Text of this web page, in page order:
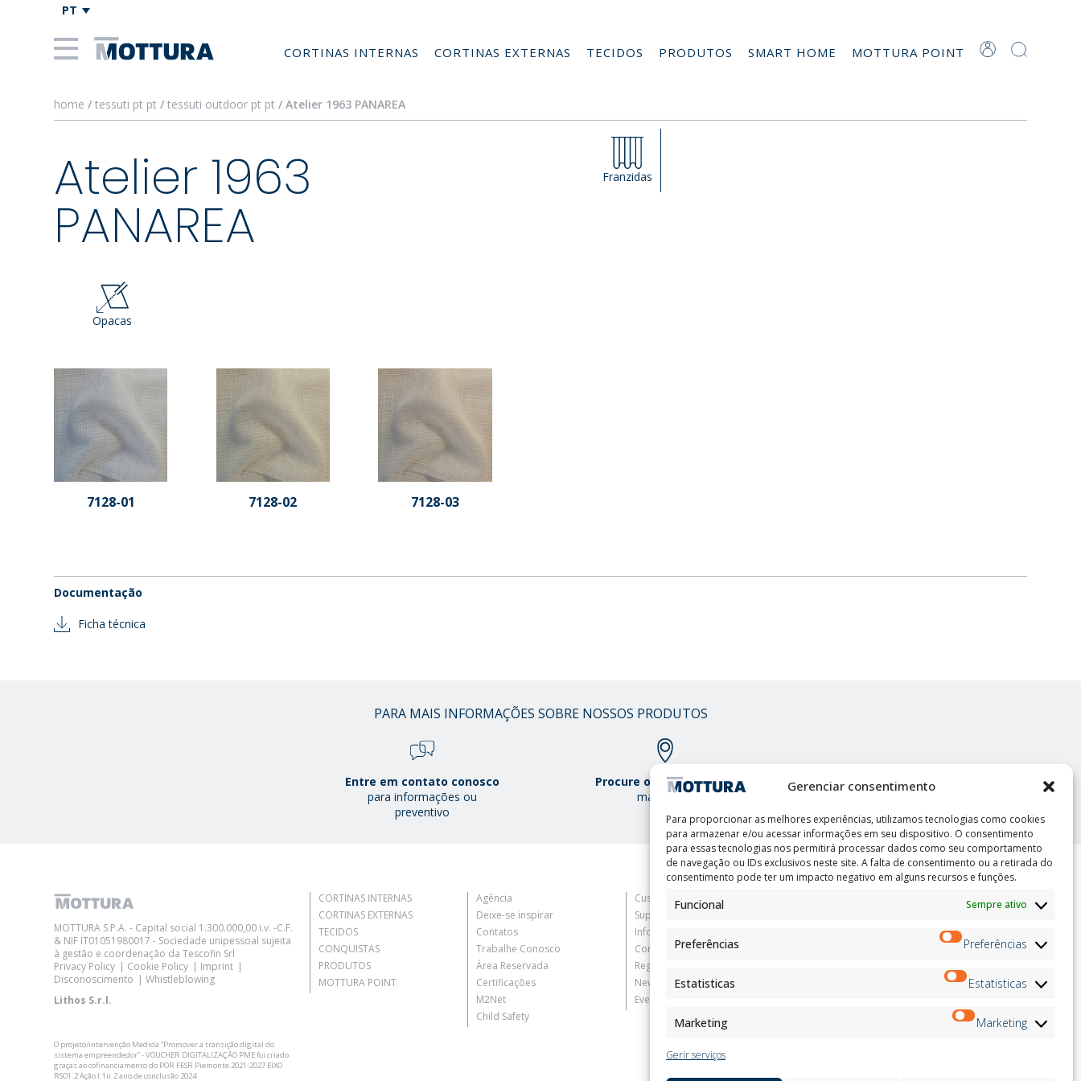
Gerenciar consentimento
Para proporcionar as melhores experiências, utilizamos tecnologias como cookies
para armazenar e/ou acessar informações em seu dispositivo. O consentimento
para essas tecnologias nos permitirá processar dados como seu comportamento
de navegação ou IDs exclusivos neste site. A falta de consentimento ou a retirada do
consentimento pode ter um impacto negativo em alguns recursos e funções.
Funcional Sempre ativo
Preferências Preferências
Estatisticas Estatisticas
Marketing Marketing
Gerir serviços
PT
CORTINAS INTERNAS CORTINAS EXTERNAS TECIDOS PRODUTOS SMART HOME MOTTURA POINT
home /tessuti pt pt /tessuti outdoor pt pt / Atelier 1963 PANAREA
Atelier 1963
PANAREA
Franzidas
Opacas
7128-01 7128-02 7128-03
Documentação
Ficha técnica
PARA MAIS INFORMAÇÕES SOBRE NOSSOS PRODUTOS
Entre em contato conosco
para informações ou
preventivo
Procure o Mottura Point
mais perto
MOTTURA S.P.A. - Capital social 1.300.000,00 i.v. -C.F.
& NIF IT01051980017 - Sociedade unipessoal sujeita
à gestão e coordenação da Tescofin Srl
Privacy Policy
Cookie Policy
Imprint
Disconoscimento
Whistleblowing
Lithos S.r.l.
O projeto/intervenção Medida “Promover a transição digital do
sistema empreendedor” - VOUCHER DIGITALIZAÇÃO PME foi criado
graças ao cofinanciamento do POR FESR Piemonte 2021-2027 EIXO
RSO1.2 Ação I.1ii.2 ano de conclusão 2024
CORTINAS INTERNAS
CORTINAS EXTERNAS
TECIDOS
CONQUISTAS
PRODUTOS
MOTTURA POINT
Agência
Deixe-se inspirar
Contatos
Trabalhe Conosco
Área Reservada
Certificações
M2Net
Child Safety
Customer Information
Supplier Information
Information for Candidates
Contact Information
Register Information
Newsletter Information
Events Information